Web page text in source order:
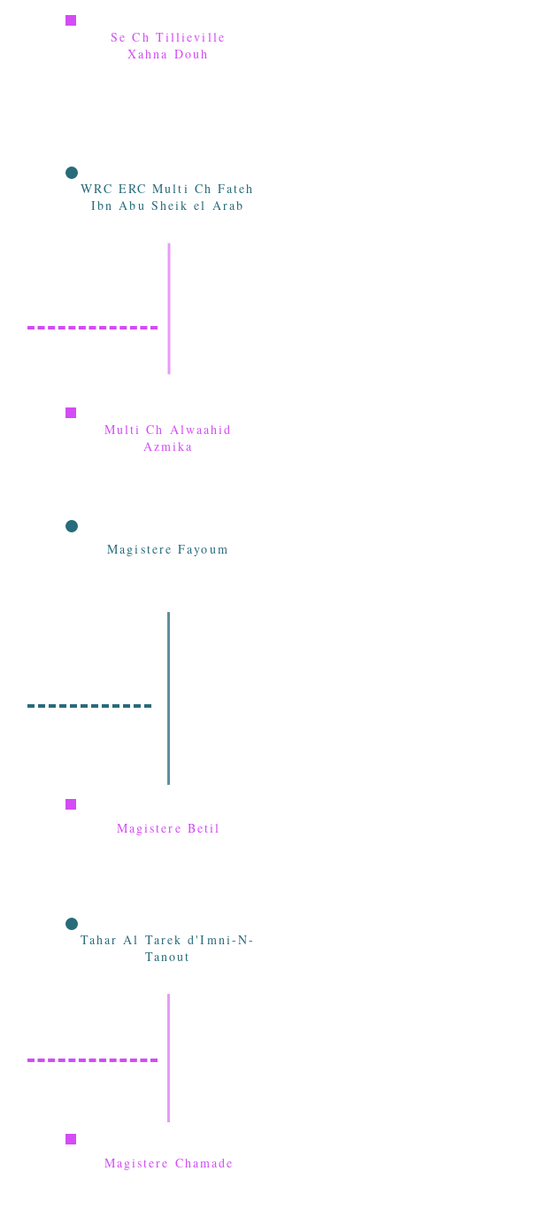
Se Ch Tillieville
Xahna Douh
WRC ERC Multi Ch Fateh
Ibn Abu Sheik el Arab
Multi Ch Alwaahid
Azmika
Magistere Fayoum
Magistere Betil
Tahar Al Tarek d'Imni-N-
Tanout
Magistere Chamade